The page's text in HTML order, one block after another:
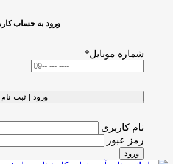
ورود به حساب
شماره موبایل*
ورود | ثبت نام
نام کاربری
رمز عبور
ورود